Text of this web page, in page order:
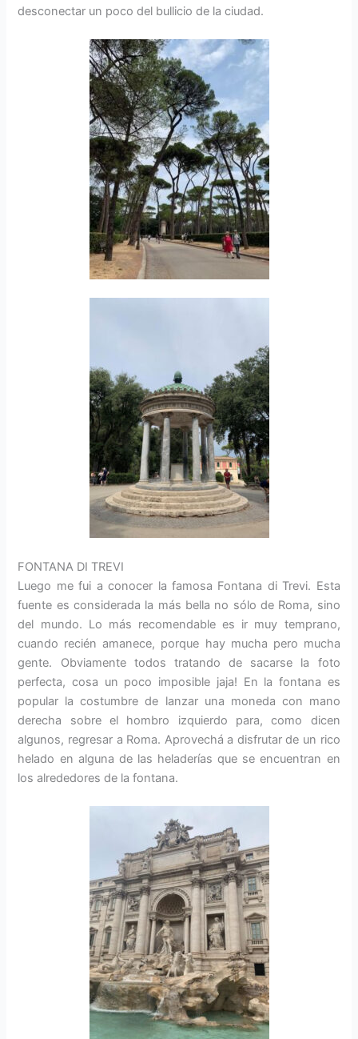
desconectar un poco del bullicio de la ciudad.
FONTANA DI TREVI
Luego me fui a conocer la famosa Fontana di Trevi. Esta
fuente es considerada la más bella no sólo de Roma, sino
del mundo. Lo más recomendable es ir muy temprano,
cuando recién amanece, porque hay mucha pero mucha
gente. Obviamente todos tratando de sacarse la foto
perfecta, cosa un poco imposible jaja! En la fontana es
popular la costumbre de lanzar una moneda con mano
derecha sobre el hombro izquierdo para, como dicen
algunos, regresar a Roma. Aprovechá a disfrutar de un rico
helado en alguna de las heladerías que se encuentran en
los alrededores de la fontana.